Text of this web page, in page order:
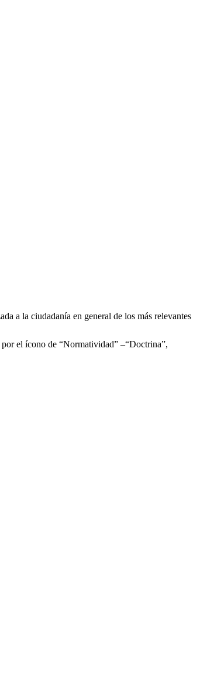
a la ciudadanía en general de los más relevantes
el ícono de “Normatividad” –“Doctrina”,